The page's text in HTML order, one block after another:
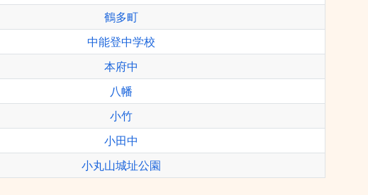
鶴多町
中能登中学校
本府中
八幡
小竹
小田中
小丸山城址公園